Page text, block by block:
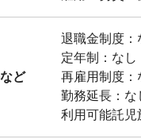
ど
退職金制度：
定年制：なし
再雇用制度：
勤務延長：な
利用可能託児